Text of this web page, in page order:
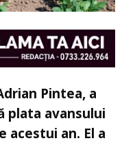
Pintea, a
plata avansului
acestui an. El a